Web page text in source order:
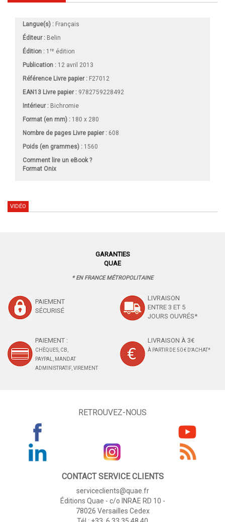
Langue(s) : Français
Éditeur : Belin
Édition : 1 re édition
Publication : 12 avril 2013
Référence Livre papier : F27012
EAN13 Livre papier : 9782759228492
Intérieur : Bichromie
Format (en mm) : 180 x 280
Nombre de pages Livre papier: 608
Poids (en grammes) : 1560
Comment lire un eBook ?
Format Onix
VIDÉO
GARANTIES
QUAE
* EN FRANCE MÉTROPOLITAINE
PAIEMENT
SÉCURISÉ
LIVRAISON
ENTRE 3 ET 5
JOURS OUVRÉS*
PAIEMENT :
CHÈQUES, CB,
PAYPAL, MANDAT
ADMINISTRATIF, VIREMENT
LIVRAISON À 3€
À PARTIR DE 50 € D'ACHAT*
RETROUVEZ-NOUS
CONTACT SERVICE CLIENTS
serviceclients@quae.fr
Éditions Quae - c/o INRAE RD 10 -
78026 Versailles Cedex